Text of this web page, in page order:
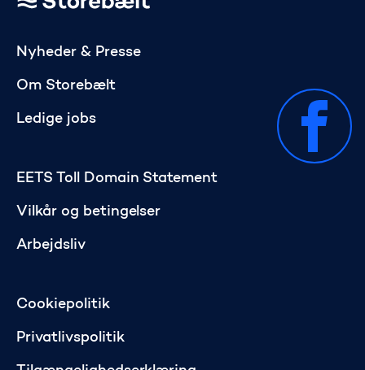
Nyheder & Presse
Om Storebælt
Ledige jobs
EETS Toll Domain Statement
Vilkår og betingelser
Arbejdsliv
Cookiepolitik
Privatlivspolitik